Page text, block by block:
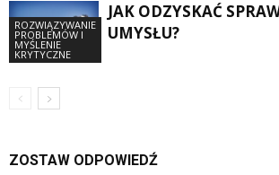
ROZWIĄZYWANIE
PROBLEMÓW I
MYŚLENIE
KRYTYCZNE
JAK ODZYSKAĆ
UMYSŁU?
ZOSTAW ODPOWIEDŹ